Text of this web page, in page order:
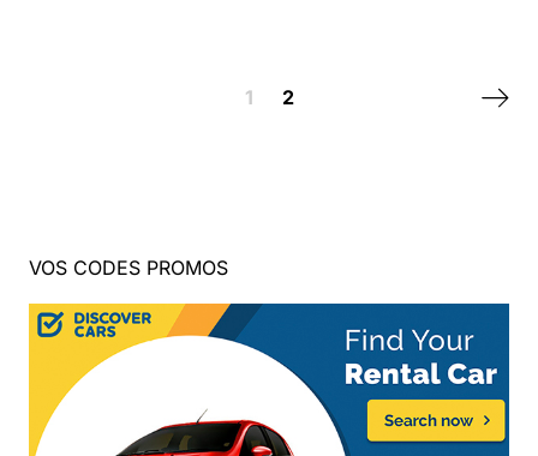
1 2 Next
VOS CODES PROMOS